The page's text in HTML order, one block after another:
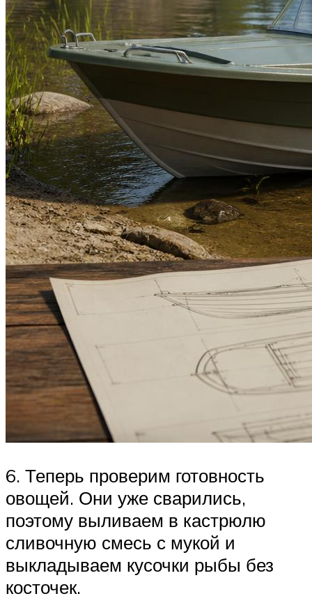
6. Теперь проверим готовность
овощей. Они уже сварились,
поэтому выливаем в кастрюлю
сливочную смесь с мукой и
выкладываем кусочки рыбы без
косточек.